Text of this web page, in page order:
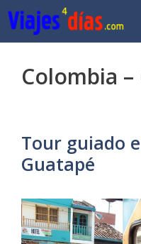
Saltar
al
contenido
Colombia
Tour guiado
Guatapé